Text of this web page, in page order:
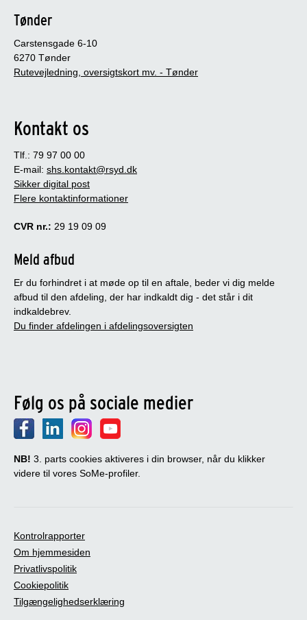
Tønder
Carstensgade 6-10
6270 Tønder
Rutevejledning, oversigtskort mv. - Tønder
Kontakt os
Tlf.: 79 97 00 00
E-mail: shs.kontakt@rsyd.dk
Sikker digital post
Flere kontaktinformationer
CVR nr.: 29 19 09 09
Meld afbud
Er du forhindret i at møde op til en aftale, beder vi dig melde
afbud til den afdeling, der har indkaldt dig - det står i dit
indkaldebrev.
Du finder afdelingen i afdelingsoversigten
Følg os på sociale medier
NB! 3. parts cookies aktiveres i din browser, når du klikker
videre til vores SoMe-profiler.
Kontrolrapporter
Om hjemmesiden
Privatlivspolitik
Cookiepolitik
Tilgængelighedserklæring